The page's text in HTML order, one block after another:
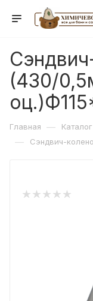
(430/
Главная — Каталог
— Сэндвич-